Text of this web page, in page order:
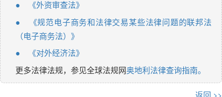
● 《外资审查法》
●
《规范电子商务和法律交易某些法律问题的联邦法
（电子商务法）》
●
《对外经济法》
更多法律法规，参见全球法规网奥地利法律查询指南。